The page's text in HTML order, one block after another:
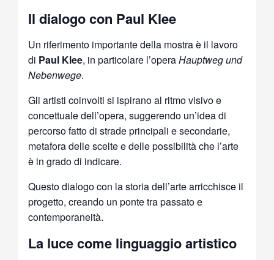
Il dialogo con Paul Klee
Un riferimento importante della mostra è il lavoro
di Paul Klee, in particolare l’operaHauptweg und
Nebenwege.
Gli artisti coinvolti si ispirano al ritmo visivo e
concettuale dell’opera, suggerendo un’idea di
percorso fatto di strade principali e secondarie,
metafora delle scelte e delle possibilità che l’arte
è in grado di indicare.
Questo dialogo con la storia dell’arte arricchisce il
progetto, creando un ponte tra passato e
contemporaneità.
La luce come linguaggio artistico